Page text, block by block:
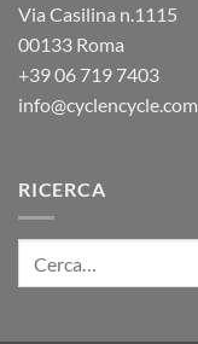
Via Casilina n.1115
00133 Roma
+3906 719 7403
info@cyclencycle.com
RICERCA